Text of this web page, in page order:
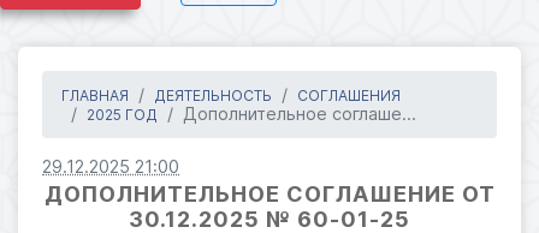
ГЛАВНАЯ ДЕЯТЕЛЬНОСТЬ
СОГЛАШЕНИЯ
2025 ГОД
Дополнительное соглаше...
29.12.2025 21:00
ДОПОЛНИТЕЛЬНОЕ СОГЛАШЕНИЕ ОТ
30.12.2025 № 60-01-25